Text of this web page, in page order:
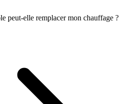
peut-elle remplacer mon chauffage ?